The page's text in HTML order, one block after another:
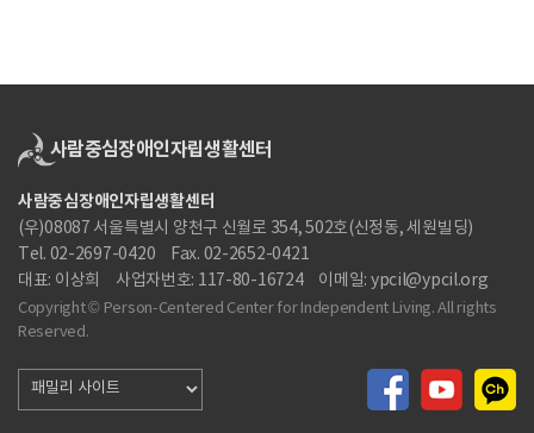
사람중심장애인자립생활센터
(우)08087 서울특별시 양천구 신월로 354, 502호(신정동, 세원빌딩)
Tel. 02-2697-0420
Fax. 02-2652-0421
대표: 이상희
사업자번호: 117-80-16724 이메일: ypcil@ypcil.org
Copyright © Person-Centered Center for Independent Living. All rights
Reserved.